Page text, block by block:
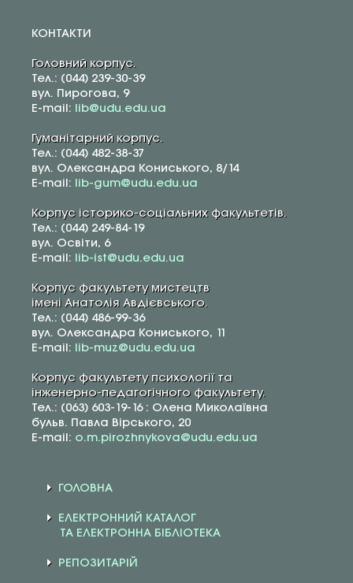
КОНТАКТИ
Головний корпус.
Тел.: (044) 239-30-39
вул. Пирогова, 9
E-mail:
lib@udu.edu.ua
Гуманітарний корпус.
Тел.: (044) 482-38-37
вул. Олександра Кониського, 8/14
E-mail:
lib-gum@udu.edu.ua
Корпус історико-соціальних факультетів.
Тел.: (044) 249-84-19
вул. Освіти, 6
E-mail:
lib-ist@udu.edu.ua
Корпус факультету мистецтв
імені Анатолія Авдієвського.
Тел.: (044) 486-99-36
вул. Олександра Кониського, 11
E-mail:
lib-muz@udu.edu.ua
Корпус факультету психології та
інженерно-педагогічного факультету.
Тел.: (063) 603-19-16 : Олена Миколаївна
бульв. Павла Вірського, 20
E-mail: o.m.pirozhnykova@udu.edu.ua
ГОЛОВНА
ЕЛЕКТРОННИЙ КАТАЛОГ
ТА ЕЛЕКТРОННА БІБЛІОТЕКА
РЕПОЗИТАРІЙ